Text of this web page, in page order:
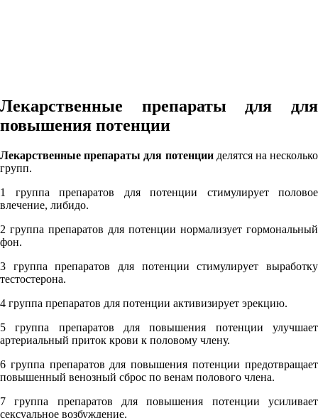
Лекарственные препараты для для
повышения потенции
Лекарственные препараты для потенцииделятся на несколько
групп.
1 группа препаратов для потенции стимулирует половое
влечение, либидо.
2 группа препаратов для потенции нормализует гормональный
фон.
3 группа препаратов для потенции стимулирует выработку
тестостерона.
4 группа препаратов для потенции активизирует эрекцию.
5 группа препаратов для повышения потенции улучшает
артериальный приток крови к половому члену.
6 группа препаратов для повышения потенции предотвращает
повышенный венозный сброс по венам полового члена.
7 группа препаратов для повышения потенции усиливает
сексуальное возбуждение.